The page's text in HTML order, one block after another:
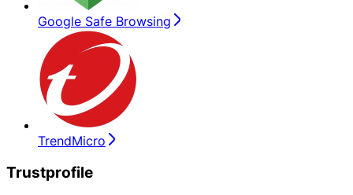
Google Safe Browsing
TrendMicro
Trustprofile